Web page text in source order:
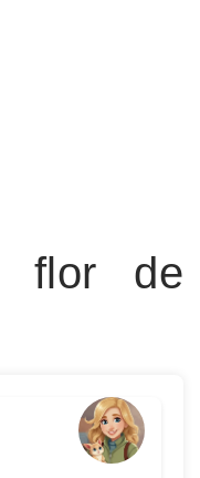
flor de